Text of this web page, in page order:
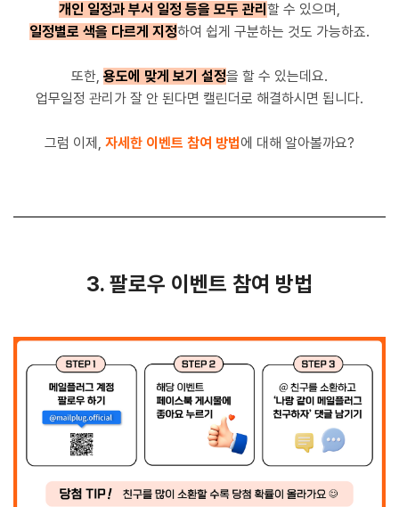
개인 일정과 부서 일정 등을 모두 관리 할 수 있으며,
일정별로 색을 다르게 지정하여 쉽게 구분하는 것도 가능하죠.
또한, 용도에 맞게 보기 설정을 할 수 있는데요.
업무일정 관리가 잘 안 된다면 캘린더로 해결하시면 됩니다.
그럼 이제, 자세한 이벤트 참여 방법에 대해 알아볼까요?
3. 팔로우 이벤트 참여 방법